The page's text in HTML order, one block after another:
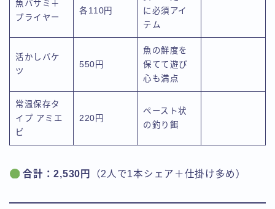
魚バサミ＋
プライヤー
各110円
に必須アイ
テム
活かしバケ
ツ
550円
魚の鮮度を
保てて遊び
心も満点
常温保存タ
イプ アミエ
ビ
220円
ペースト状
の釣り餌
合計：2,530円 （2人で1本シェア＋仕掛け多め）